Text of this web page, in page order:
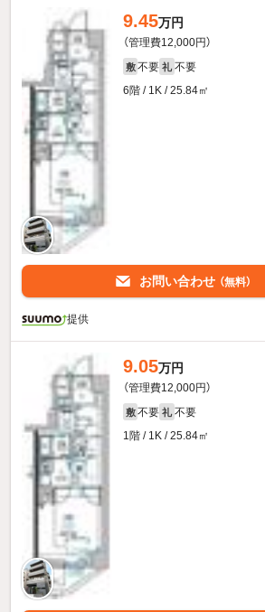
9.45万円
（管理費12,000円）
敷 不要 礼 不要
6階 / 1K / 25.84㎡
お問い合わせ （無料）
提供
9.05万円
（管理費12,000円）
敷 不要 礼 不要
1階 / 1K / 25.84㎡